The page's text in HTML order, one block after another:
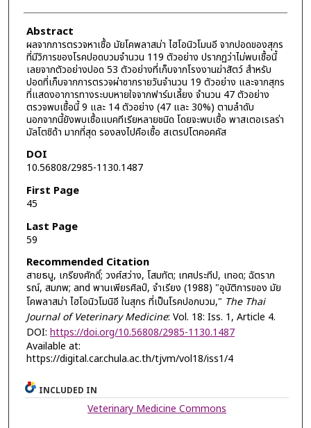
Abstract
ผลจากการตรวจหาเชื้อ มัยโคพลาสม่า ไฮโอนิวโมนอี จากปอดของสุกร
ที่มีวิการของโรคปอดบวมจำนวน 119 ตัวอย่าง ปรากฏว่าไม่พบเชื้อนี้
เลยจากตัวอย่างปอด 53 ตัวอย่างที่เก็บจากโรงงานฆ่าสัตว์ สำหรับ
ปอดที่เก็บจากการตรวจผ่าซากรายวันจำนวน 19 ตัวอย่าง และจากสุกร
ที่แสดงอาการทางระบบหายใจจากฟาร์มเลี้ยง จำนวน 47 ตัวอย่าง
ตรวจพบเชื้อนี้ 9 และ 14 ตัวอย่าง (47 และ 30%) ตามลำดับ
นอกจากนี้ยังพบเชื้อแบคทีเรียหลายชนิด โดยจะพบเชื้อ พาสเตอเรลร่า
มัลโตชิด้า มากที่สุด รองลงไปคือเชื้อ สเตรปโตคอคคัส
DOI
10.56808/2985-1130.1487
First Page
45
Last Page
59
Recommended Citation
สายธนู, เกรียงศักดิ์; วงศ์สว่าง, โสมทัต; เทศประทีป, เทอด; ฉัตราภ
รณ์, สมภพ; and พานเพียรศิลป์, จำเรียง (1988) "อุบัติการของ มัย
โคพลาสม่า ไฮโอนิวโมนิอี ในสุกร ที่เป็นโรคปอกบวม," The Thai
Journal of Veterinary Medicine: Vol. 18: Iss. 1, Article 4.
DOI: https://doi.org/10.56808/2985-1130.1487
Available at:
https://digital.car.chula.ac.th/tjvm/vol18/iss1/4
INCLUDED IN
Veterinary Medicine Commons